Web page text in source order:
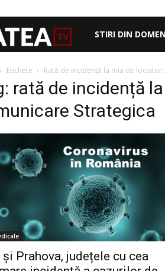
STIRI DIN
Etichete Rată de incidență la mia de
rată de incidență
Strategica
Prahova, județele cu cea